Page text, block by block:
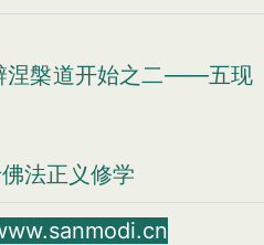
涅槃道开始之二——五现
法正义修学